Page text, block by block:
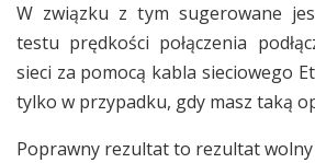
W związku z tym sugerowane
testu prędkości połączenia
sieci za pomocą kabla sieciowego
tylko w przypadku, gdy masz taką
Poprawny rezultat to rezultat wolny